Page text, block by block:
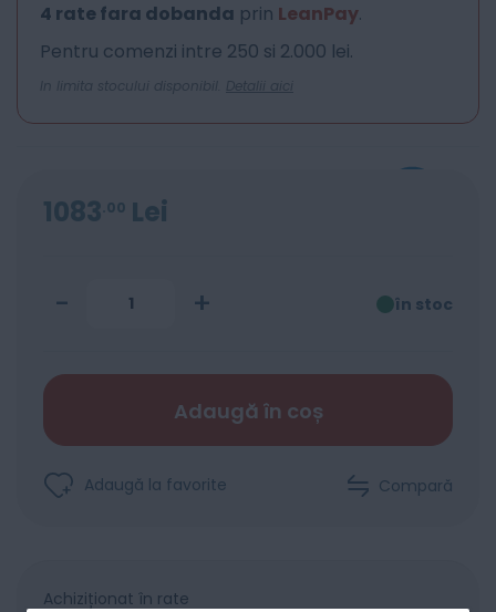
4 rate fara dobanda prin LeanPay.
Pentru comenzi intre 250 si 2.000 lei.
In limita stocului disponibil. Detalii aici
1083 00 Lei
- + în stoc
Adaugă în coș
Adaugă la favorite Compară
Achiziționat în rate